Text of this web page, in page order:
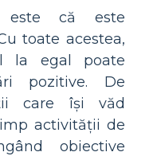
este că este
toate acestea,
la egal poate
pozitive. De
care își văd
activității de
obiective